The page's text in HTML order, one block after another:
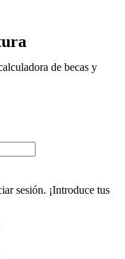
de becas y
sesión. ¡Introduce tus